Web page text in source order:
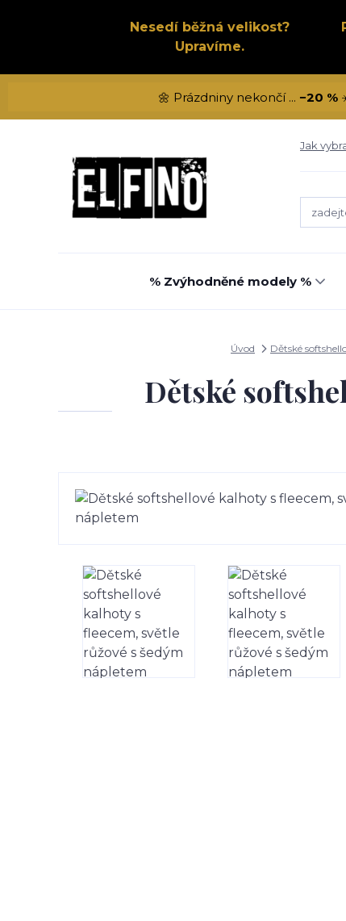
Nesedí běžná velikost?
Upravíme.
🌼 Prázdniny nekončí ... −20 %
Jak
% Zvýhodněné modely %
Úvod Dětské
Dětské